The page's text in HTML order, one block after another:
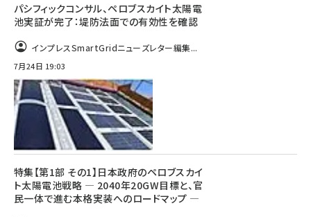
パシフィックコンサル、ペロブスカイト太陽電
池実証が完了：堤防法面での有効性を確認
インプレスSmartGridニューズレター編集...
7月24日 19:03
特集【第1部 その1】日本政府のペロブスカイ
ト太陽電池戦略 ― 2040年20GW目標と、官
民一体で進む本格実装へのロードマップ ―